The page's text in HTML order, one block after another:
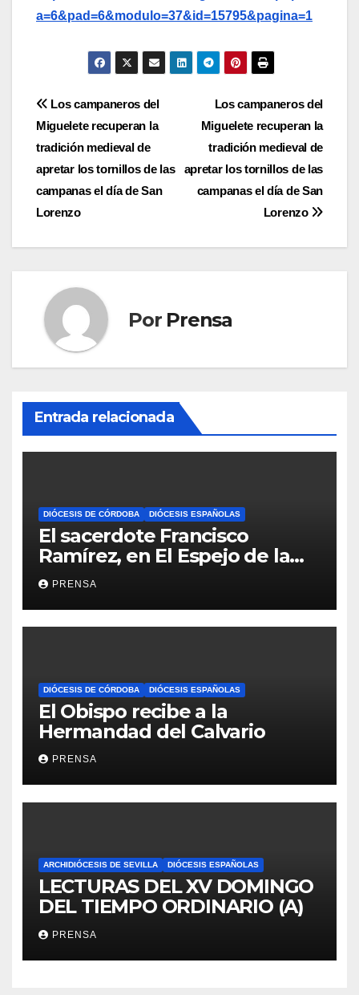
a=6&pad=6&modulo=37&id=15795&pagina=1
Navegación
de
entradas
Los campaneros del
Miguelete recuperan la
tradición medieval de
apretar los tornillos de las
campanas el día de San
Lorenzo
Los campaneros del
Miguelete recuperan la
tradición medieval de
apretar los tornillos de las
campanas el día de San
Lorenzo
Por Prensa
Entrada relacionada
DIÓCESIS DE CÓRDOBA DIÓCESIS ESPAÑOLAS
El sacerdote Francisco
Ramírez, en El Espejo de la
Iglesia
PRENSA
DIÓCESIS DE CÓRDOBA DIÓCESIS ESPAÑOLAS
El Obispo recibe a la
Hermandad del Calvario
PRENSA
ARCHIDIÓCESIS DE SEVILLA DIÓCESIS ESPAÑOLAS
LECTURAS DEL XV DOMINGO
DEL TIEMPO ORDINARIO (A)
PRENSA